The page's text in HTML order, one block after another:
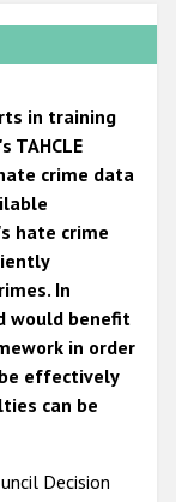
in training
TAHCLE
crime data
hate crime
In
would benefit
in order
effectively
can be
Decision